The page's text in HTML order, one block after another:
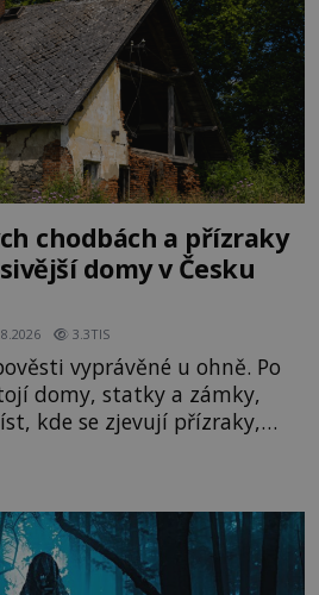
chodbách a přízraky
domy v Česku
3.3TIS
vyprávěné u ohně. Po
domy, statky a zámky,
kde se zjevují přízraky,
zvuky nebo se dějí podivné
podobná svědectví po
tato opakující se svědectví